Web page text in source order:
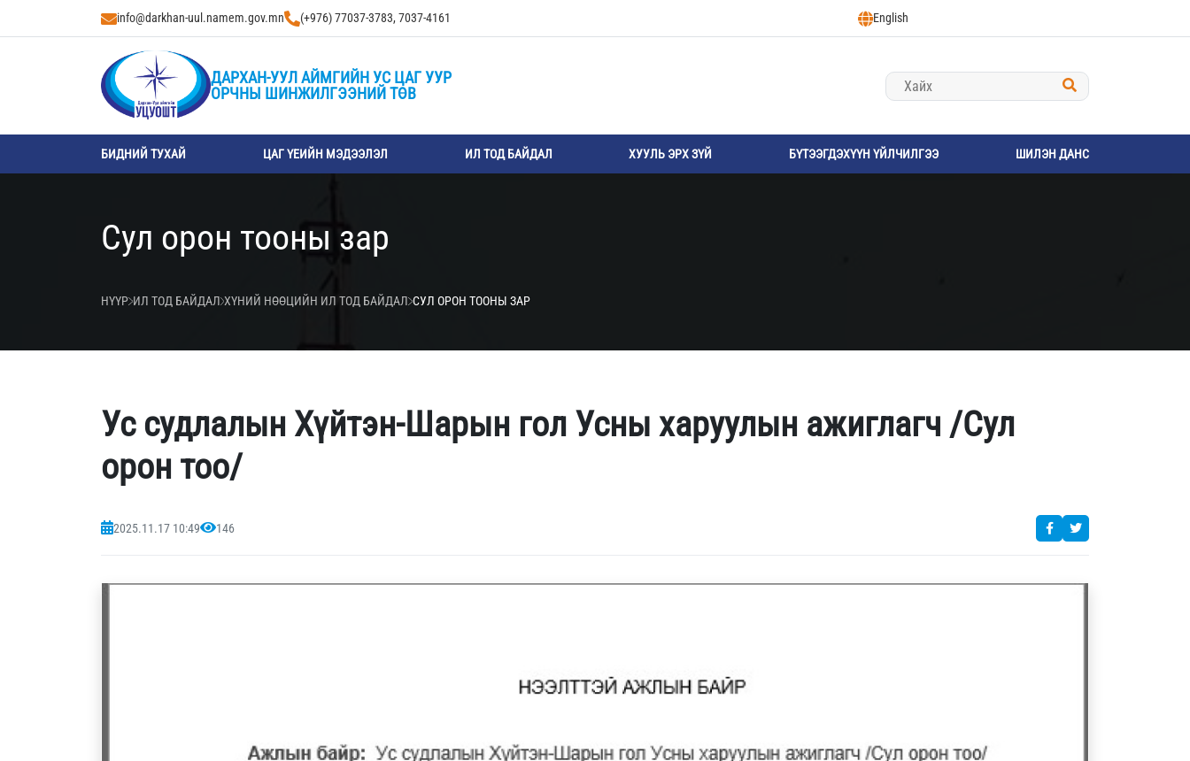
info@darkhan-uul.namem.gov.mn (+976) 77037-3783, 7037-4161 English
ДАРХАН-УУЛ АЙМГИЙН УС ЦАГ УУР
ОРЧНЫ ШИНЖИЛГЭЭНИЙ ТӨВ
БИДНИЙ ТУХАЙ ЦАГ ҮЕИЙН МЭДЭЭЛЭЛ ИЛ ТОД БАЙДАЛ ХУУЛЬ ЭРХ ЗҮЙ БҮТЭЭГДЭХҮҮН ҮЙЛЧИЛГЭЭ ШИЛЭН ДАНС
Сул орон тооны зар
НҮҮР ИЛ ТОД БАЙДАЛ ХҮНИЙ НӨӨЦИЙН ИЛ ТОД БАЙДАЛ СУЛ ОРОН ТООНЫ ЗАР
Ус судлалын Хүйтэн-Шарын гол Усны харуулын ажиглагч /Сул
орон тоо/
2025.11.17 10:49 146